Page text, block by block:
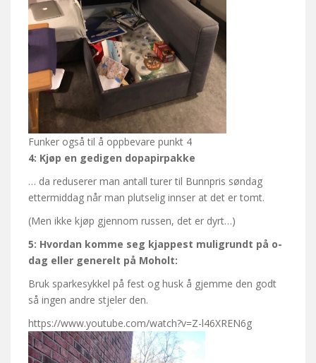
Funker også til å oppbevare punkt 4
4: Kjøp en gedigen dopapirpakke
… da reduserer man antall turer til Bunnpris søndag
ettermiddag når man plutselig innser at det er tomt.
(Men ikke kjøp gjennom russen, det er dyrt…)
5: Hvordan komme seg kjappest muligrundt på o-
dag eller generelt på Moholt:
Bruk sparkesykkel på fest og husk å gjemme den godt
så ingen andre stjeler den.
https://www.youtube.com/watch?v=Z-l46XREN6g